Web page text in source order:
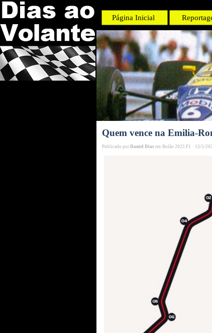
Página Inicial
Quem vence na Emilia-
Publicado por Daniel Dias em Bolão 2025 F1 · 13/5/